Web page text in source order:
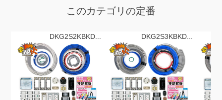
このカテゴリの定番
DKG2S2KBKD... DKG2S3KBKD...